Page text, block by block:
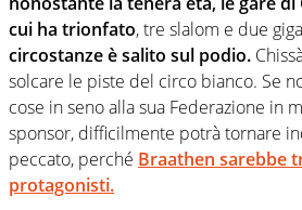
cui ha trionfato, tre slalom e due
circostanze è salito sul podio.
solcare le piste del circo bianco. Se
cose in seno alla sua Federazione in
sponsor, difficilmente potrà tornare
peccato, perché Braathen sarebbe
protagonisti.